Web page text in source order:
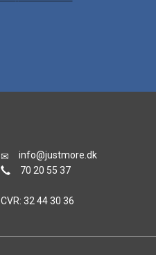
info@justmore.dk
70 20 55 37
CVR: 32 44 30 36